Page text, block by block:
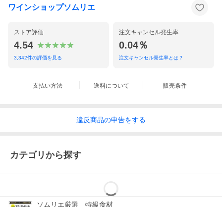
国・
地域
料名
造）、塩麹(秋田県製造)、しょっつる(秋田県製造)、料理
エ／乳化剤、セルロース
アレ
乳
直射日光を避け、常温で保存。保存料を使用していないた
ワインショップソムリエ
ストア評価
4.54
3,342件の評価を見る
注文キャンセル発生率
0.04％
注文キャンセル発生率とは？
支払い方法 送料について 販売条件
違反商品の申告をする
カテゴリから探す
ソムリエ厳選 特級食材